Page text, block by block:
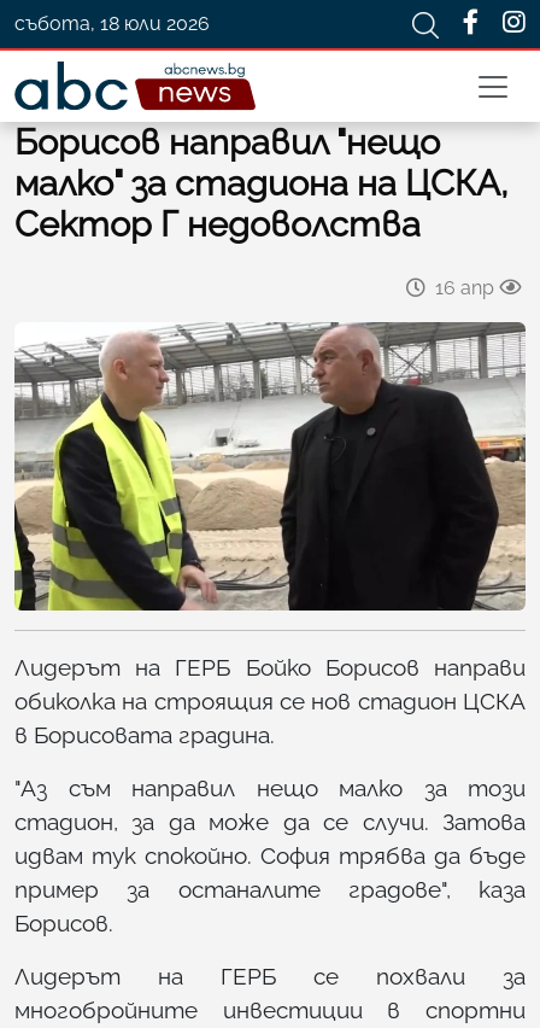
събота, 18 юли 2026
Борисов направил "нещо
малко" за стадиона на ЦСКА,
Сектор Г недоволства
16 апр
Лидерът на ГЕРБ Бойко Борисов направи
обиколка на строящия се нов стадион ЦСКА
в Борисовата градина.
"Аз съм направил нещо малко за този
стадион, за да може да се случи. Затова
идвам тук спокойно. София трябва да бъде
пример за останалите градове", каза
Борисов.
Лидерът на ГЕРБ се похвали за
многобройните инвестиции в спортни